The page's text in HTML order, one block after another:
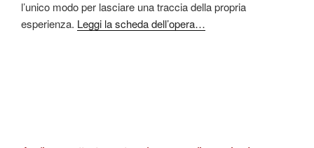
l’unico modo per lasciare una traccia della propria
esperienza. Leggi la scheda dell’opera…